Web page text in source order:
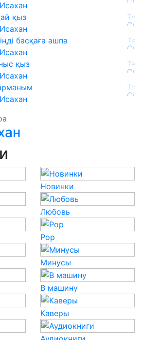
қыз
басқаға ашпа
қыз
Новинки
Любовь
Pop
Минусы
В машину
Каверы